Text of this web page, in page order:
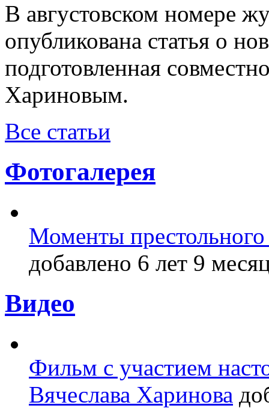
В августовском номере
опубликована статья о
подготовленная
Хариновым.
Все статьи
Фотогалерея
Моменты
добавлено 6 лет 9
Видео
Фильм с участием
Вячеслава Харинова